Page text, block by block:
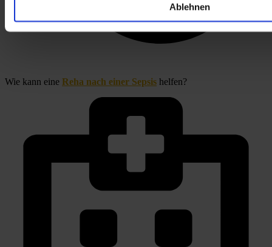
Ablehnen
Wie kann eine Reha nach einer Sepsis helfen?